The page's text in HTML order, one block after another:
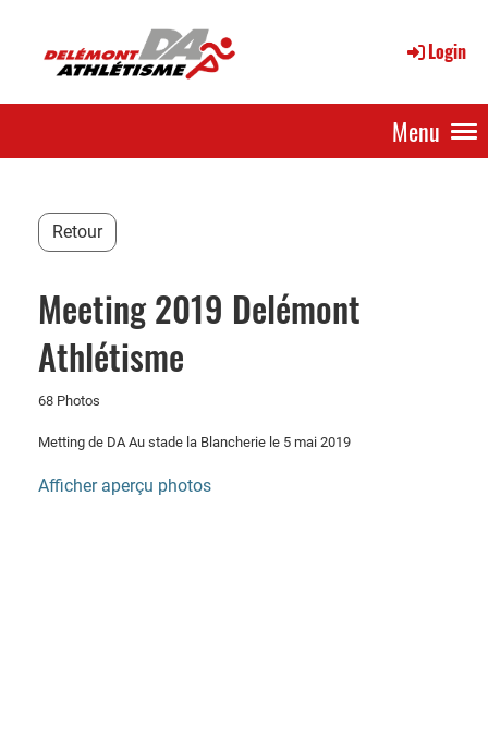
Login
Menu
Retour
Meeting 2019 Delémont
Athlétisme
68 Photos
Metting de DA Au stade la Blancherie le 5 mai 2019
Afficher aperçu photos